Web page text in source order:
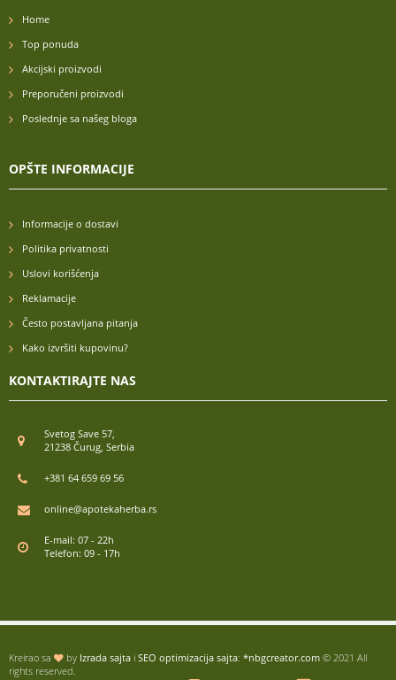
Home
Top ponuda
Akcijski proizvodi
Preporučeni proizvodi
Poslednje sa našeg bloga
OPŠTE INFORMACIJE
Informacije o dostavi
Politika privatnosti
Uslovi korišćenja
Reklamacije
Često postavljana pitanja
Kako izvršiti kupovinu?
KONTAKTIRAJTE NAS
Svetog Save 57,
21238 Čurug, Serbia
+381 64 659 69 56
online@apotekaherba.rs
E-mail: 07 - 22h
Telefon: 09 - 17h
Kreirao sa by Izrada sajta i SEO optimizacija sajta: *nbgcreator.com © 2021 All
rights reserved.